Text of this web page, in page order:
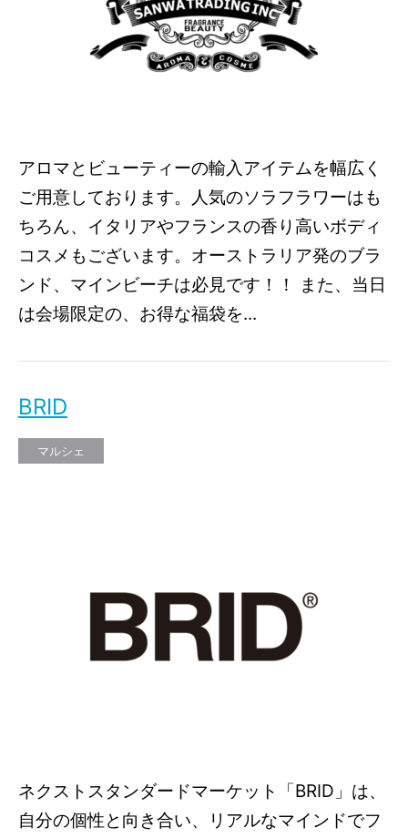
アロマとビューティーの輸入アイテムを幅広く
ご用意しております。人気のソラフラワーはも
ちろん、イタリアやフランスの香り高いボディ
コスメもございます。オーストラリア発のブラ
ンド、マインビーチは必見です！！ また、当日
は会場限定の、お得な福袋を...
BRID
マルシェ
ネクストスタンダードマーケット「BRID」は、
自分の個性と向き合い、リアルなマインドでフ